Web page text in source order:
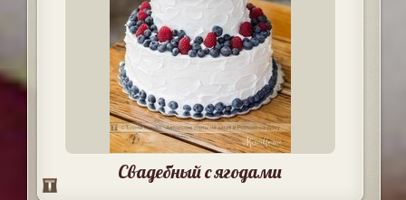
Свадебный с ягодами